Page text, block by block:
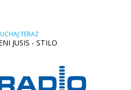
TERAZ
JUSIS - STILO